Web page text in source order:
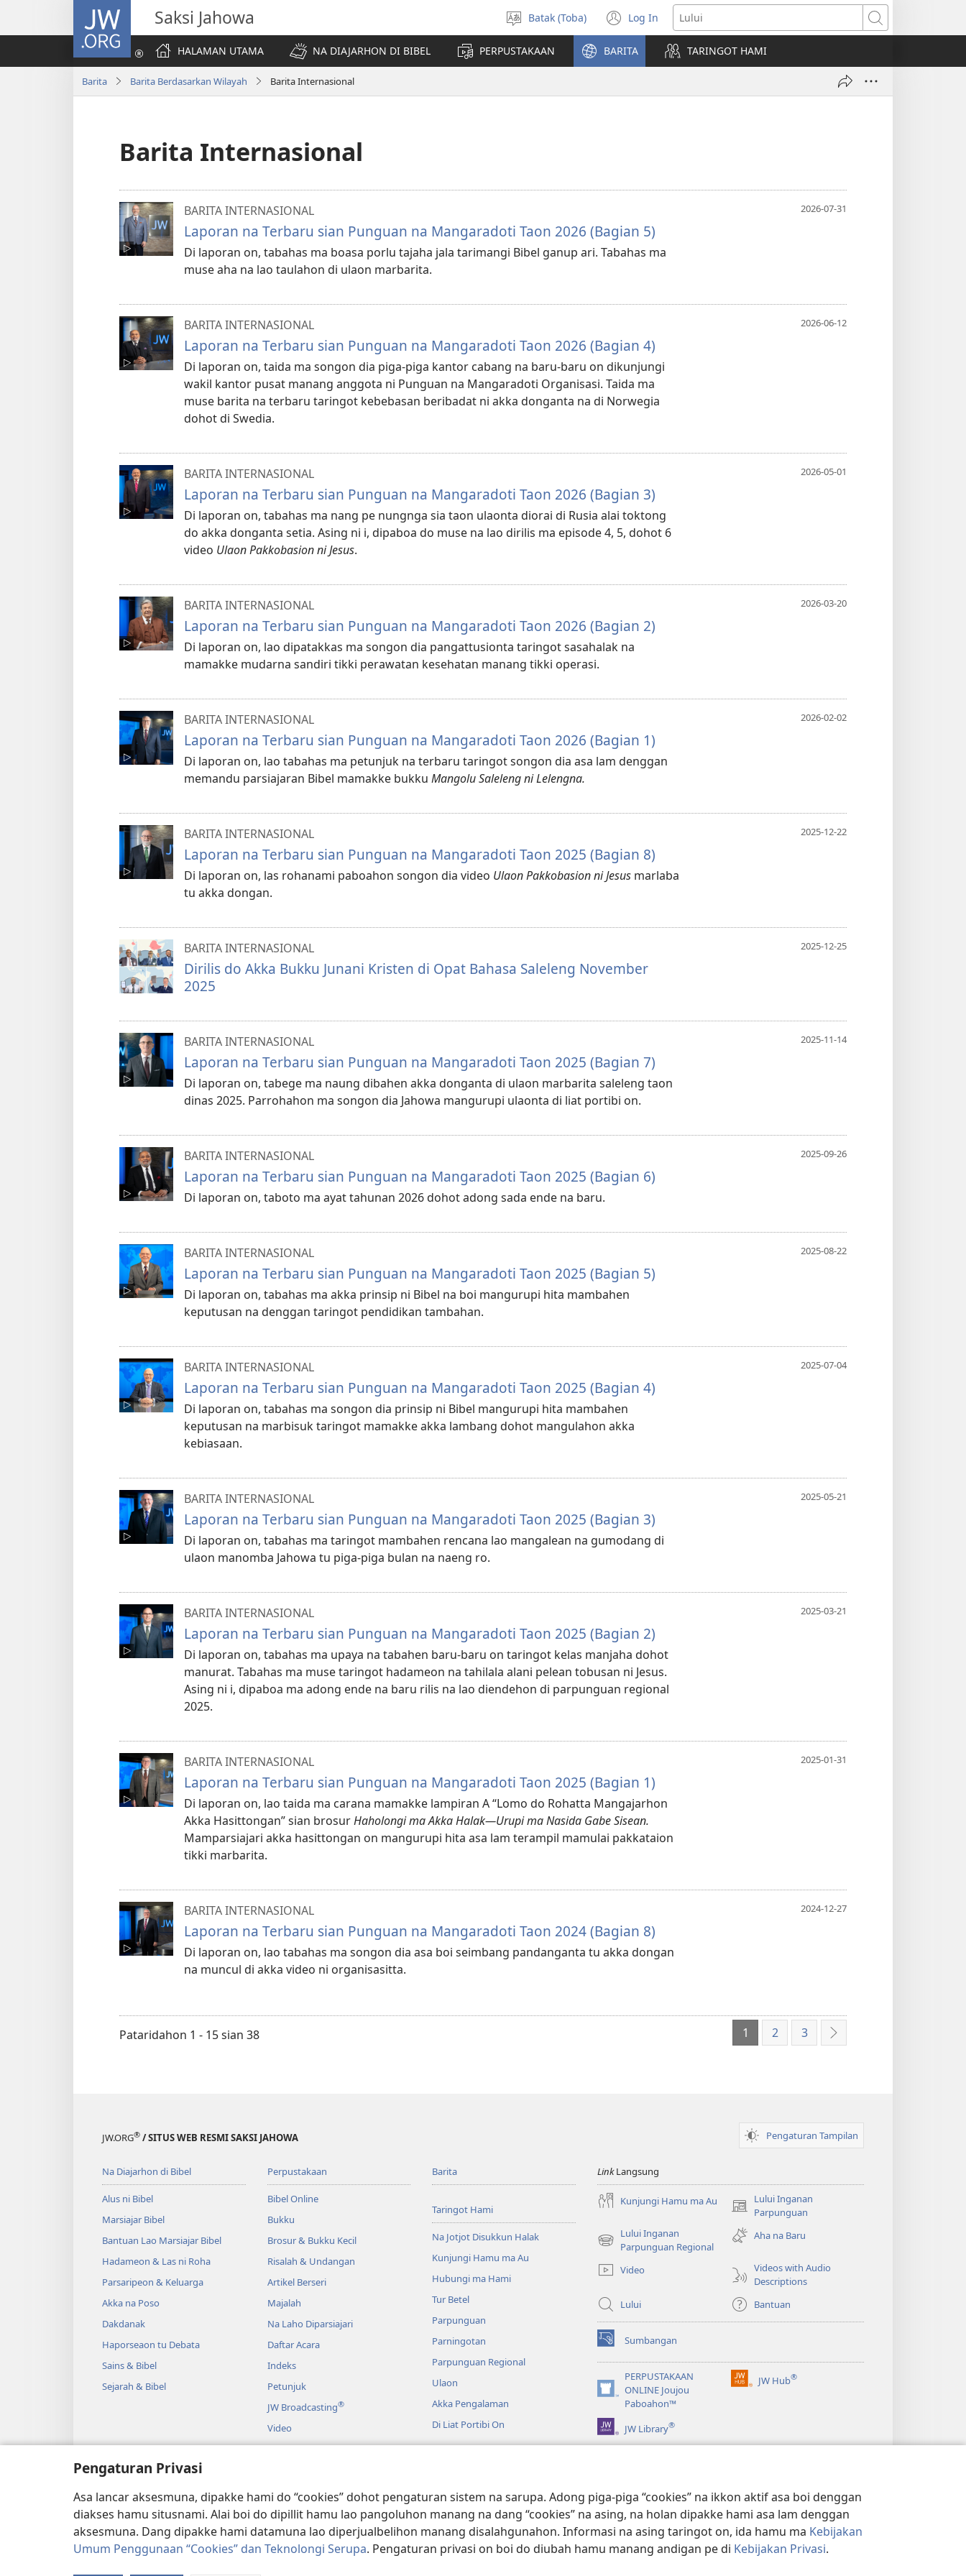
Pengaturan Privasi
Asa lancar aksesmuna, dipakke hami do “cookies” dohot pengaturan sistem na sarupa. Adong piga-piga “cookies” na ikkon aktif asa boi denggan
diakses hamu situsnami. Alai boi do dipillit hamu lao pangoluhon manang na dang “cookies” na asing, na holan dipakke hami asa lam denggan
aksesmuna. Dang dipakke hami datamuna lao diperjualbelihon manang disalahgunahon. Informasi na asing taringot on, ida hamu ma Kebijakan
Umum Penggunaan “Cookies” dan Teknolongi Serupa. Pengaturan privasi on boi do diubah hamu manang andigan pe di Kebijakan Privasi.
JW.ORG Saksi Jahowa
Pillit
Hata
Batak (Toba) Log In
(opens
new
window)
Lului
HALAMAN UTAMA
NA DIAJARHON DI BIBEL PERPUSTAKAAN BARITA TARINGOT HAMI
Barita Barita Berdasarkan Wilayah Barita Internasional
Barita Internasional
2026-07-31
BARITA INTERNASIONAL
Laporan na Terbaru sian Punguan na Mangaradoti Taon 2026 (Bagian 5)
Di laporan on, tabahas ma boasa porlu tajaha jala tarimangi Bibel ganup ari. Tabahas ma
muse aha na lao taulahon di ulaon marbarita.
2026-06-12
BARITA INTERNASIONAL
Laporan na Terbaru sian Punguan na Mangaradoti Taon 2026 (Bagian 4)
Di laporan on, taida ma songon dia piga-piga kantor cabang na baru-baru on dikunjungi
wakil kantor pusat manang anggota ni Punguan na Mangaradoti Organisasi. Taida ma
muse barita na terbaru taringot kebebasan beribadat ni akka donganta na di Norwegia
dohot di Swedia.
2026-05-01
BARITA INTERNASIONAL
Laporan na Terbaru sian Punguan na Mangaradoti Taon 2026 (Bagian 3)
Di laporan on, tabahas ma nang pe nungnga sia taon ulaonta diorai di Rusia alai toktong
do akka donganta setia. Asing ni i, dipaboa do muse na lao dirilis ma episode 4, 5, dohot 6
video Ulaon Pakkobasion ni Jesus.
2026-03-20
BARITA INTERNASIONAL
Laporan na Terbaru sian Punguan na Mangaradoti Taon 2026 (Bagian 2)
Di laporan on, lao dipatakkas ma songon dia pangattusionta taringot sasahalak na
mamakke mudarna sandiri tikki perawatan kesehatan manang tikki operasi.
2026-02-02
BARITA INTERNASIONAL
Laporan na Terbaru sian Punguan na Mangaradoti Taon 2026 (Bagian 1)
Di laporan on, lao tabahas ma petunjuk na terbaru taringot songon dia asa lam denggan
memandu parsiajaran Bibel mamakke bukku Mangolu Saleleng ni Lelengna.
2025-12-22
BARITA INTERNASIONAL
Laporan na Terbaru sian Punguan na Mangaradoti Taon 2025 (Bagian 8)
Di laporan on, las rohanami paboahon songon dia video Ulaon Pakkobasion ni Jesus marlaba
tu akka dongan.
2025-12-25
BARITA INTERNASIONAL
Dirilis do Akka Bukku Junani Kristen di Opat Bahasa Saleleng November
2025
2025-11-14
BARITA INTERNASIONAL
Laporan na Terbaru sian Punguan na Mangaradoti Taon 2025 (Bagian 7)
Di laporan on, tabege ma naung dibahen akka donganta di ulaon marbarita saleleng taon
dinas 2025. Parrohahon ma songon dia Jahowa mangurupi ulaonta di liat portibi on.
2025-09-26
BARITA INTERNASIONAL
Laporan na Terbaru sian Punguan na Mangaradoti Taon 2025 (Bagian 6)
Di laporan on, taboto ma ayat tahunan 2026 dohot adong sada ende na baru.
2025-08-22
BARITA INTERNASIONAL
Laporan na Terbaru sian Punguan na Mangaradoti Taon 2025 (Bagian 5)
Di laporan on, tabahas ma akka prinsip ni Bibel na boi mangurupi hita mambahen
keputusan na denggan taringot pendidikan tambahan.
2025-07-04
BARITA INTERNASIONAL
Laporan na Terbaru sian Punguan na Mangaradoti Taon 2025 (Bagian 4)
Di laporan on, tabahas ma songon dia prinsip ni Bibel mangurupi hita mambahen
keputusan na marbisuk taringot mamakke akka lambang dohot mangulahon akka
kebiasaan.
2025-05-21
BARITA INTERNASIONAL
Laporan na Terbaru sian Punguan na Mangaradoti Taon 2025 (Bagian 3)
Di laporan on, tabahas ma taringot mambahen rencana lao mangalean na gumodang di
ulaon manomba Jahowa tu piga-piga bulan na naeng ro.
2025-03-21
BARITA INTERNASIONAL
Laporan na Terbaru sian Punguan na Mangaradoti Taon 2025 (Bagian 2)
Di laporan on, tabahas ma upaya na tabahen baru-baru on taringot kelas manjaha dohot
manurat. Tabahas ma muse taringot hadameon na tahilala alani pelean tobusan ni Jesus.
Asing ni i, dipaboa ma adong ende na baru rilis na lao diendehon di parpunguan regional
2025.
2025-01-31
BARITA INTERNASIONAL
Laporan na Terbaru sian Punguan na Mangaradoti Taon 2025 (Bagian 1)
Di laporan on, lao taida ma carana mamakke lampiran A “Lomo do Rohatta Mangajarhon
Akka Hasittongan” sian brosurHaholongi ma Akka Halak—Urupi ma Nasida Gabe Sisean.
Mamparsiajari akka hasittongan on mangurupi hita asa lam terampil mamulai pakkataion
tikki marbarita.
2024-12-27
BARITA INTERNASIONAL
Laporan na Terbaru sian Punguan na Mangaradoti Taon 2024 (Bagian 8)
Di laporan on, lao tabahas ma songon dia asa boi seimbang pandanganta tu akka dongan
na muncul di akka video ni organisasitta.
Pataridahon 1 - 15 sian 38 1 2 3
Na
JW.ORG® / SITUS WEB RESMI SAKSI JAHOWA Pengaturan Tampilan
Na Diajarhon di Bibel
Alus ni Bibel
Marsiajar Bibel
Bantuan Lao Marsiajar Bibel
Hadameon & Las ni Roha
Parsaripeon & Keluarga
Akka na Poso
Dakdanak
Haporseaon tu Debata
Sains & Bibel
Sejarah & Bibel
Perpustakaan
Bibel Online
Bukku
Brosur & Bukku Kecil
Risalah & Undangan
Artikel Berseri
Majalah
Na Laho Diparsiajari
Daftar Acara
Indeks
Petunjuk
JW Broadcasting®
Video
Musik
Bibel na Dijahahon Model Drama
Barita
Taringot Hami
Na Jotjot Disukkun Halak
Kunjungi Hamu ma Au
Hubungi ma Hami
Tur Betel
Parpunguan
Parningotan
Parpunguan Regional
Ulaon
Akka Pengalaman
Di Liat Portibi On
LinkLangsung
Kunjungi Hamu ma Au
Lului Inganan
Parpunguan
(opens
new
window)
Lului Inganan
Parpunguan Regional
(opens
window)
Aha na Baru
Video
Videos with Audio
Descriptions
Lului
Bantuan
Sumbangan
(opens
new
window)PERPUSTAKAAN
ONLINE Joujou
Paboahon™
(opens
window)
JW Hub®
(opens
JW Library®
Copyright © 2026 Watch Tower Bible and Tract Society of Pennsylvania. ATURAN LAO MAMAKKE|KEBIJAKAN PRIVASI|PENGATURAN PRIVASI